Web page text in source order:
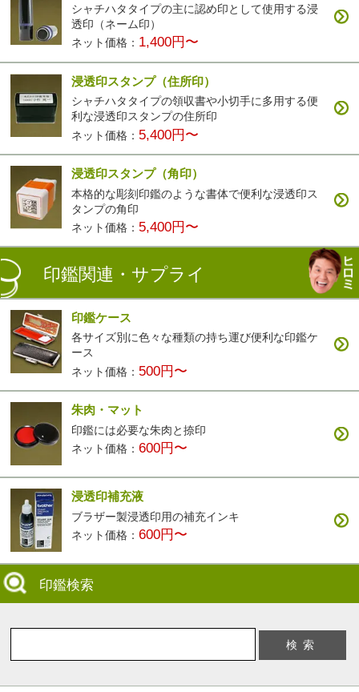
シャチハタタイプの主に認め印として使用する浸
透印（ネーム印）
ネット価格： 1,400円〜
浸透印スタンプ（住所印）
シャチハタタイプの領収書や小切手に多用する便
利な浸透印スタンプの住所印
ネット価格： 5,400円〜
浸透印スタンプ（角印）
本格的な彫刻印鑑のような書体で便利な浸透印ス
タンプの角印
ネット価格： 5,400円〜
印鑑関連・サプライ
印鑑ケース
各サイズ別に色々な種類の持ち運び便利な印鑑ケ
ース
ネット価格： 500円〜
朱肉・マット
印鑑には必要な朱肉と捺印
ネット価格：600円〜
浸透印補充液
ブラザー製浸透印用の補充インキ
ネット価格：600円〜
印鑑検索